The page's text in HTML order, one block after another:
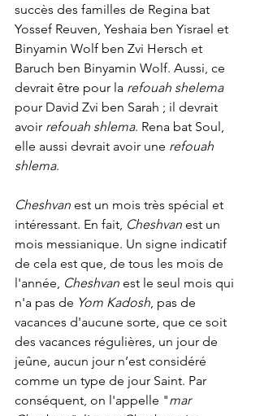
succès des familles de Regina bat
Yossef Reuven, Yeshaia ben Yisrael et
Binyamin Wolf ben Zvi Hersch et
Baruch ben Binyamin Wolf. Aussi, ce
devrait être pour la refouah shelema
pour David Zvi ben Sarah ; il devrait
avoir refouah shlema. Rena bat Soul,
elle aussi devrait avoir une refouah
shlema.
Cheshvan est un mois très spécial et
intéressant. En fait, Cheshvan est un
mois messianique. Un signe indicatif
de cela est que, de tous les mois de
l'année, Cheshvan est le seul mois qui
n'a pas de Yom Kadosh , pas de
vacances d'aucune sorte, que ce soit
des vacances régulières, un jour de
jeûne, aucun jour n’est considéré
comme un type de jour Saint. Par
conséquent, on l'appelle "mar